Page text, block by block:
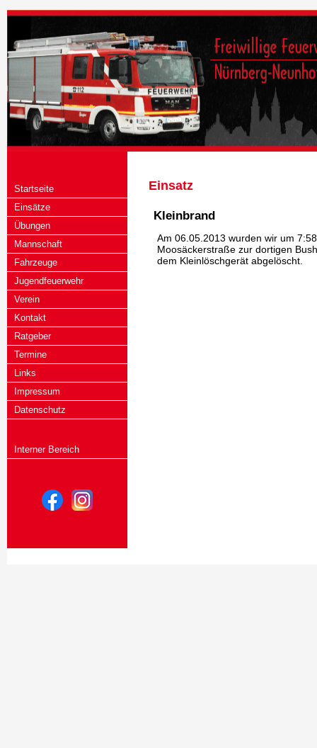
Startseite
Einsätze
Übungen
Mannschaft
Fahrzeuge
Jugendfeuerwehr
Verein
Kontakt
Ratgeber
Termine
Links
Impressum
Datenschutz
Interner Bereich
Einsatz
Kleinbrand
Am 06.05.2013 wurden wir um
Moosäckerstraße zur dortigen
dem Kleinlöschgerät abgelöscht.